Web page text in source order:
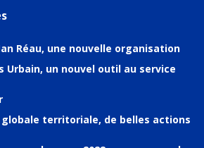
Réau, une nouvelle organisation
Urbain, un nouvel outil au service
territoriale, de belles actions